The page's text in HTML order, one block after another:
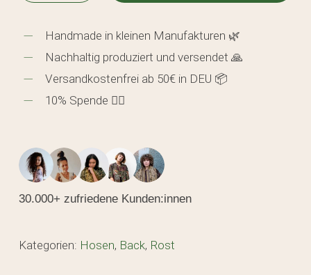
Handmade in kleinen Manufakturen 🌿
Nachhaltig produziert und versendet 🙏
Versandkostenfrei ab 50€ in DEU 📦
10% Spende 🖐🏼
30.000+ zufriedene Kunden:innen
Kategorien: Hosen, Back, Rost